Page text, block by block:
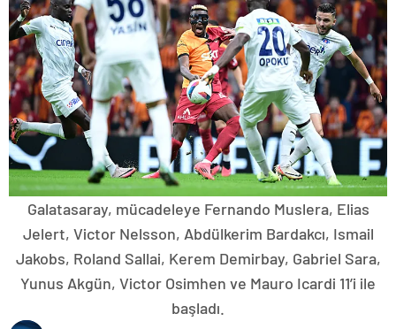
Galatasaray, mücadeleye Fernando Muslera, Elias
Jelert, Victor Nelsson, Abdülkerim Bardakcı, Ismail
Jakobs, Roland Sallai, Kerem Demirbay, Gabriel Sara,
Yunus Akgün, Victor Osimhen ve Mauro Icardi 11’i ile
başladı.